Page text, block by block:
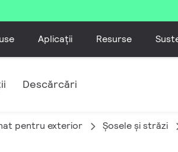
Aplicații Resurse
Descărcări
pentru exterior Șosele și străzi